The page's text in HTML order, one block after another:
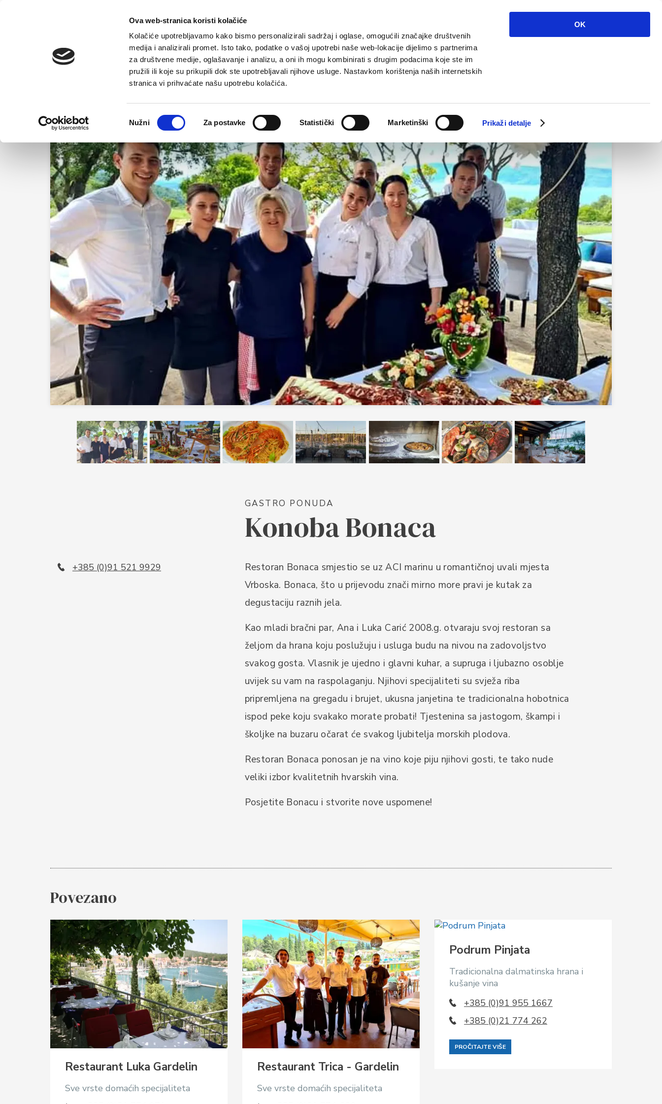
Ova web-stranica koristi kolačiće
Kolačiće upotrebljavamo kako bismo personalizirali sadržaj i oglase, omogućili značajke društvenih
medija i analizirali promet. Isto tako, podatke o vašoj upotrebi naše web-lokacije dijelimo s partnerima
za društvene medije, oglašavanje i analizu, a oni ih mogu kombinirati s drugim podacima koje ste im
pružili ili koje su prikupili dok ste upotrebljavali njihove usluge. Nastavkom korištenja naših internetskih
stranica vi prihvaćate našu upotrebu kolačića.
pristanka
Nužni Za postavke Statistički Marketinški Prikaži detalje
OK
Početna Turistička ponuda
GASTRO PONUDA
Konoba Bonaca
+385 (0)91 521 9929
Restoran Bonaca smjestio se uz ACI marinu u romantičnoj uvali mjesta
Vrboska. Bonaca, što u prijevodu znači mirno more pravi je kutak za
degustaciju raznih jela.
Kao mladi bračni par, Ana i Luka Carić 2008.g. otvaraju svoj restoran sa
željom da hrana koju poslužuju i usluga budu na nivou na zadovoljstvo
svakog gosta. Vlasnik je ujedno i glavni kuhar, a supruga i ljubazno osoblje
uvijek su vam na raspolaganju. Njihovi specijaliteti su svježa riba
pripremljena na gregadu i brujet, ukusna janjetina te tradicionalna hobotnica
ispod peke koju svakako morate probati! Tjestenina sa jastogom, škampi i
školjke na buzaru očarat će svakog ljubitelja morskih plodova.
Restoran Bonaca ponosan je na vino koje piju njihovi gosti, te tako nude
veliki izbor kvalitetnih hvarskih vina.
Posjetite Bonacu i stvorite nove uspomene!
Povezano
Restaurant Luka Gardelin
Sve vrste domaćih specijaliteta
Restaurant Trica - Gardelin
Sve vrste domaćih specijaliteta
Podrum Pinjata
Tradicionalna dalmatinska hrana i
kušanje vina
+385 (0)91 955 1667
+385 (0)21 774 262
PROČITAJTE VIŠE